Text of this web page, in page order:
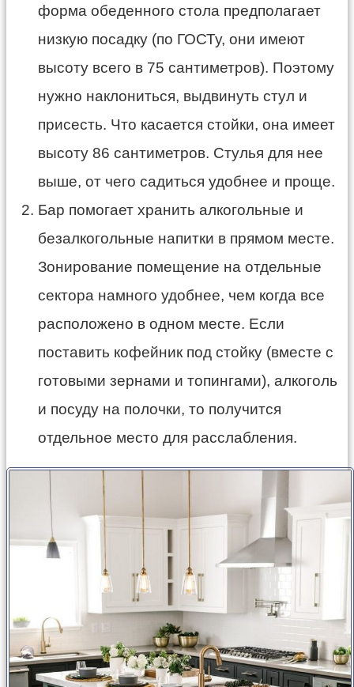
форма обеденного стола предполагает
низкую посадку (по ГОСТу, они имеют
высоту всего в 75 сантиметров). Поэтому
нужно наклониться, выдвинуть стул и
присесть. Что касается стойки, она имеет
высоту 86 сантиметров. Стулья для нее
выше, от чего садиться удобнее и проще.
Бар помогает хранить алкогольные и
безалкогольные напитки в прямом месте.
Зонирование помещение на отдельные
сектора намного удобнее, чем когда все
расположено в одном месте. Если
поставить кофейник под стойку (вместе с
готовыми зернами и топингами), алкоголь
и посуду на полочки, то получится
отдельное место для расслабления.